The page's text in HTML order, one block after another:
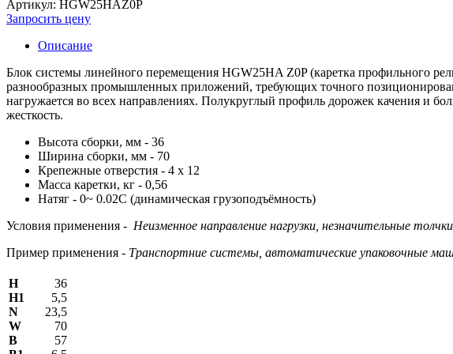
Артикул: HGW25HAZ0P
Запросить цену
Описание
Блок системы линейного перемещения HGW25HA Z0P (каретка профильного
разнообразных промышленных приложений, требующих точного
нагружается во всех направлениях. Полукруглый профиль дорожек качения и
жесткость.
Высота сборки, мм - 36
Ширина сборки, мм - 70
Крепежные отверстия - 4 х 12
Масса каретки, кг - 0,56
Натяг - 0~ 0.02C (динамическая грузоподъёмность)
Условия применения - Неизменное направление нагрузки, незначительные
Пример применения - Транспортние системы, автоматические упаковочные
H
36
H1
5,5
N
23,5
W
70
В
57